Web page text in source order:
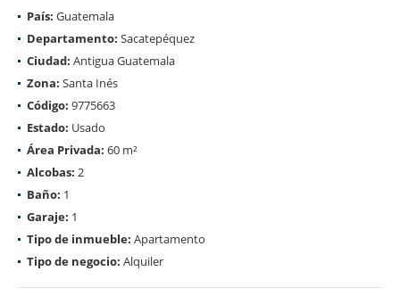
País: Guatemala
Departamento: Sacatepéquez
Ciudad: Antigua Guatemala
Zona: Santa Inés
Código: 9775663
Estado: Usado
Área Privada: 60 m²
Alcobas: 2
Baño: 1
Garaje: 1
Tipo de inmueble: Apartamento
Tipo de negocio: Alquiler